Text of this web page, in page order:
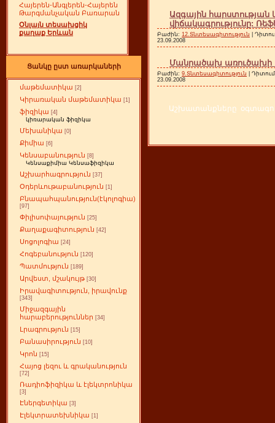
Հայերեն-Անգլերեն-Հայերեն
Թարգմանչական Բառարան
Օնլայն տեսախցիկ
քաղաք Երևան
Ցանկը ըստ առարկաների
մաթեմատիկա [2]
Կիրառական մաթեմատիկա [1]
ֆիզիկա [4]
կիռարական ֆիզիկա
Մեխանիկա [0]
Քիմիա [6]
Կենսաբանություն [8]
Կենսաքիմիա Կենսաֆիզիկա
Աշխարհագրություն [37]
Օդերևութաբանություն [1]
Բնապահպանություն(էկոլոգիա)
[97]
Փիլիսոփայություն [25]
Քաղաքագիտություն [42]
Սոցոլոգիա [24]
Հոգեբանություն [120]
Պատմություն [189]
Արվեստ, մշակույթ [30]
Իրավագիտություն, իրավունք
[343]
Միջազգային
հարաբերություններ [34]
Լրագրություն [15]
Բանասիրություն [10]
Կրոն [15]
Հայոց լեզու և գրականություն
[72]
Ռադիոֆիզիկա և էլեկտրոնիկա
[3]
Էներգետիկա [3]
Էլեկտրատեխնիկա [1]
Ազգային հարստության
վիճակագրությունը:
Բաժին: 12.Տնտեսագիտություն |
23.09.2008
Մանրածախ առուծախի
Բաժին: 9.Տնտեսագիտություն |
23.09.2008
Աշխատանքները